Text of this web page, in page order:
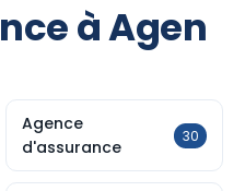
à Agen
Agence
d'assurance
30